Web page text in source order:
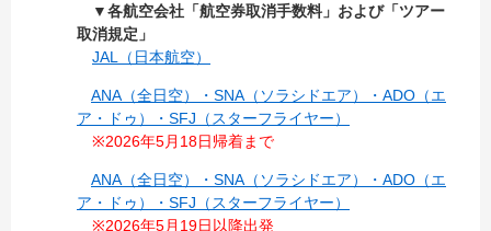
▼各航空会社「航空券取消手数料」および「ツアー
取消規定」
JAL（日本航空）
ANA（全日空）・SNA（ソラシドエア）・ADO（エ
ア・ドゥ）・SFJ（スターフライヤー）
※2026年5月18日帰着まで
ANA（全日空）・SNA（ソラシドエア）・ADO（エ
ア・ドゥ）・SFJ（スターフライヤー）
※2026年5月19日以降出発